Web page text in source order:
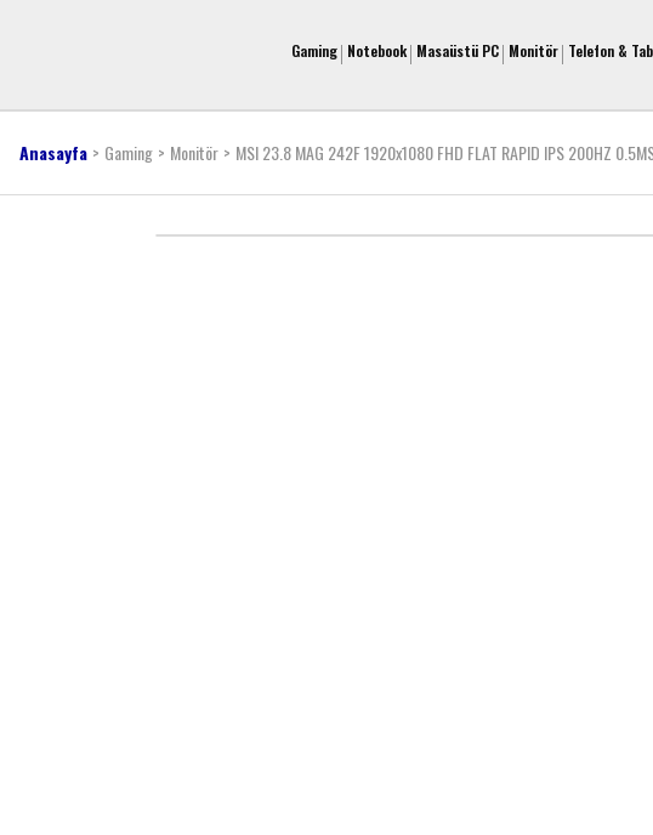
Gaming Notebook Masaüstü PC Monitör Telefon &
Anasayfa Gaming Monitör MSI 23.8 MAG 242F 1920x1080 FHD FLAT RAPID IPS 200HZ